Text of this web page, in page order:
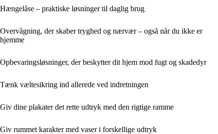
Hængelåse – praktiske løsninger til daglig brug
Overvågning, der skaber tryghed og nærvær – også når du ikke er
hjemme
Opbevaringsløsninger, der beskytter dit hjem mod fugt og skadedyr
Tænk væltesikring ind allerede ved indretningen
Giv dine plakater det rette udtryk med den rigtige ramme
Giv rummet karakter med vaser i forskellige udtryk